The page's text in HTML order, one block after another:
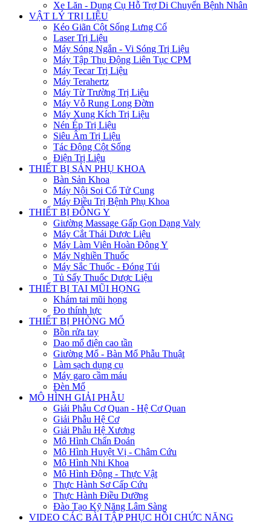
Xe Lăn - Dụng Cụ Hỗ Trợ Di Chuyển Bệnh Nhân
VẬT LÝ TRỊ LIỆU
Kéo Giãn Cột Sống Lưng Cổ
Laser Trị Liệu
Máy Sóng Ngắn - Vi Sóng Trị Liệu
Máy Tập Thụ Động Liên Tục CPM
Máy Tecar Trị Liệu
Máy Terahertz
Máy Từ Trường Trị Liệu
Máy Vỗ Rung Long Đờm
Máy Xung Kích Trị Liệu
Nén Ép Trị Liệu
Siêu Âm Trị Liệu
Tác Động Cột Sống
Điện Trị Liệu
THIẾT BỊ SẢN PHỤ KHOA
Bàn Sản Khoa
Máy Nội Soi Cổ Tử Cung
Máy Điều Trị Bệnh Phụ Khoa
THIẾT BỊ ĐÔNG Y
Giường Massage Gấp Gọn Dạng Valy
Máy Cắt Thái Dược Liệu
Máy Làm Viên Hoàn Đông Y
Máy Nghiền Thuốc
Máy Sắc Thuốc - Đóng Túi
Tủ Sấy Thuốc Dược Liệu
THIẾT BỊ TAI MŨI HỌNG
Khám tai mũi họng
Đo thính lực
THIẾT BỊ PHÒNG MỔ
Bồn rửa tay
Dao mổ điện cao tần
Giường Mổ - Bàn Mổ Phẫu Thuật
Làm sạch dụng cụ
Máy garo cầm máu
Đèn Mổ
MÔ HÌNH GIẢI PHẪU
Giải Phẫu Cơ Quan - Hệ Cơ Quan
Giải Phẫu Hệ Cơ
Giải Phẫu Hệ Xương
Mô Hình Chẩn Đoán
Mô Hình Huyệt Vị - Châm Cứu
Mô Hình Nhi Khoa
Mô Hình Động - Thực Vật
Thực Hành Sơ Cấp Cứu
Thực Hành Điều Dưỡng
Đào Tạo Kỹ Năng Lâm Sàng
VIDEO CÁC BÀI TẬP PHỤC HỒI CHỨC NĂNG